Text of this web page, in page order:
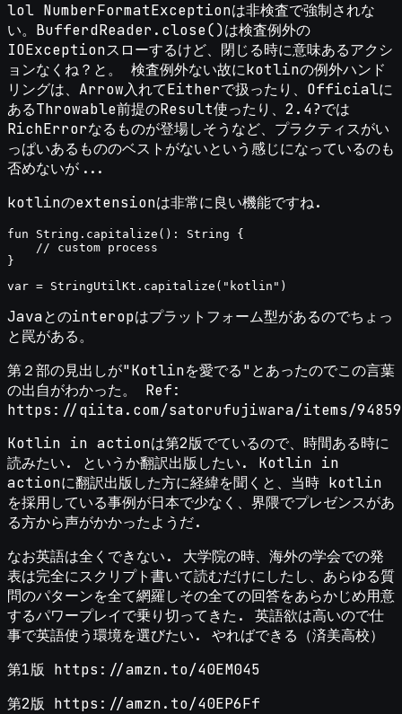
lol NumberFormatExceptionは非検査で強制されな
い。BufferdReader.close()は検査例外の
IOExceptionスローするけど、閉じる時に意味あるアクシ
ョンなくね？と。 検査例外ない故にkotlinの例外ハンド
リングは、Arrow入れてEitherで扱ったり、Officialに
あるThrowable前提のResult使ったり、2.4?では
RichErrorなるものが登場しそうなど、プラクティスがい
っぱいあるもののベストがないという感じになっているのも
否めないが...
kotlinのextensionは非常に良い機能ですね.
fun String.capitalize(): String {
    // custom process
Javaとのinteropはプラットフォーム型があるのでちょっ
と罠がある。
第２部の見出しが"Kotlinを愛でる"とあったのでこの言葉
の出自がわかった。 Ref:
https://qiita.com/satorufujiwara/items/
Kotlin in actionは第2版でているので、時間ある時に
読みたい. というか翻訳出版したい. Kotlin in
actionに翻訳出版した方に経緯を聞くと、当時 kotlin
を採用している事例が日本で少なく、界隈でプレゼンスがあ
る方から声がかかったようだ.
なお英語は全くできない. 大学院の時、海外の学会での発
表は完全にスクリプト書いて読むだけにしたし、あらゆる質
問のパターンを全て網羅しその全ての回答をあらかじめ用意
するパワープレイで乗り切ってきた. 英語欲は高いので仕
事で英語使う環境を選びたい. やればできる（済美高校）
第1版 https://amzn.to/40EM045
第2版 https://amzn.to/40EP6Ff